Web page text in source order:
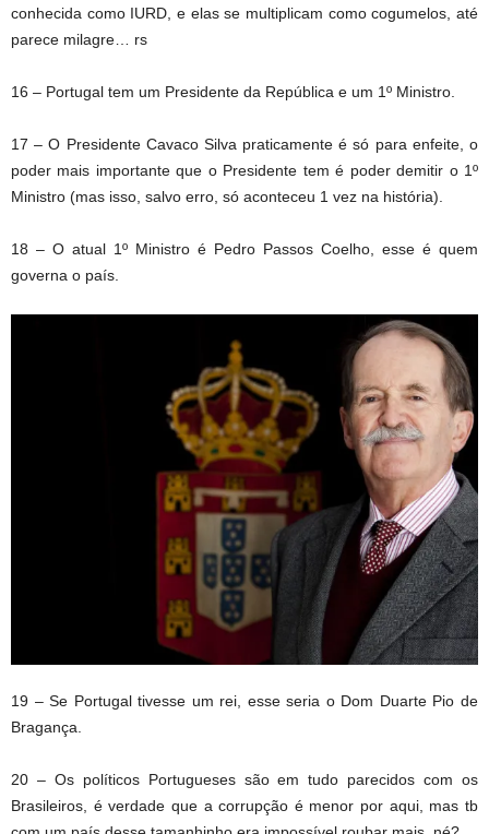
conhecida como IURD, e elas se multiplicam como cogumelos, até
parece milagre… rs
16 – Portugal tem um Presidente da República e um 1º Ministro.
17 – O Presidente Cavaco Silva praticamente é só para enfeite, o
poder mais importante que o Presidente tem é poder demitir o 1º
Ministro (mas isso, salvo erro, só aconteceu 1 vez na história).
18 – O atual 1º Ministro é Pedro Passos Coelho, esse é quem
governa o país.
19 – Se Portugal tivesse um rei, esse seria o Dom Duarte Pio de
Bragança.
20 – Os políticos Portugueses são em tudo parecidos com os
Brasileiros, é verdade que a corrupção é menor por aqui, mas tb